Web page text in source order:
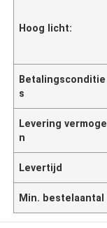
Hoog licht:
Betalingsconditie
s
Levering vermoge
n
Levertijd
Min. bestelaantal